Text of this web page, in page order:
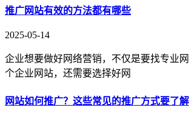
推广网站有效的方法都有哪些
2025-05-14
企业想要做好网络营销，不仅是要找专业
个企业网站，还需要选择好网
网站如何推广？这些常见的推广方式要了解